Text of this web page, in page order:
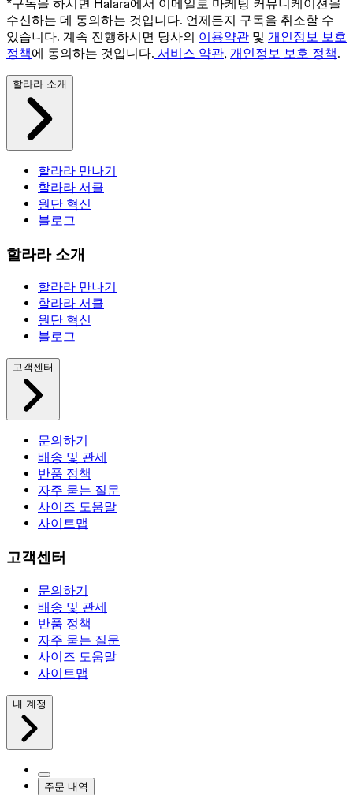
*구독을 하시면 Halara에서 이메일로 마케팅 커뮤니케이션을
수신하는 데 동의하는 것입니다. 언제든지 구독을 취소할 수
있습니다. 계속 진행하시면 당사의 이용약관 및 개인정보 보호
정책에 동의하는 것입니다. 서비스 약관, 개인정보 보호 정책.
할라라 소개
할라라 만나기
할라라 서클
원단 혁신
블로그
할라라 소개
할라라 만나기
할라라 서클
원단 혁신
블로그
고객센터
문의하기
배송 및 관세
반품 정책
자주 묻는 질문
사이즈 도움말
사이트맵
고객센터
문의하기
배송 및 관세
반품 정책
자주 묻는 질문
사이즈 도움말
사이트맵
내 계정
주문 내역